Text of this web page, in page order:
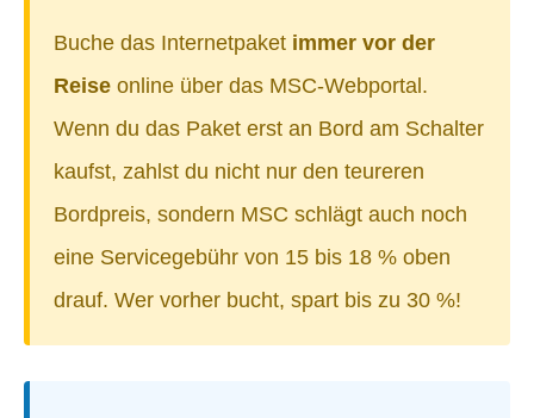
Buche das Internetpaket immer vor der
Reise online über das MSC-Webportal.
Wenn du das Paket erst an Bord am Schalter
kaufst, zahlst du nicht nur den teureren
Bordpreis, sondern MSC schlägt auch noch
eine Servicegebühr von 15 bis 18 % oben
drauf. Wer vorher bucht, spart bis zu 30 %!